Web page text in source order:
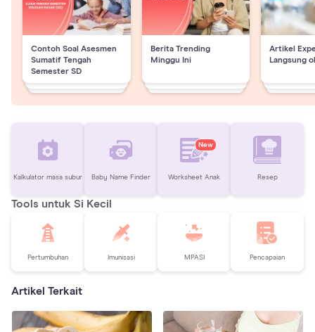
Contoh Soal Asesmen
Sumatif Tengah
Semester SD
Berita Trending
Minggu Ini
Artikel
Langsung
Kalkulator masa subur Baby Name Finder
New
Worksheet Anak Resep
Tools untuk Si Kecil
Pertumbuhan Imunisasi MPASI Pencapaian
Artikel Terkait